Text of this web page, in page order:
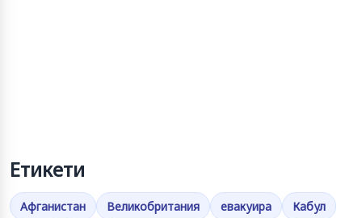
Етикети
Афганистан Великобритания евакуира
Кабул